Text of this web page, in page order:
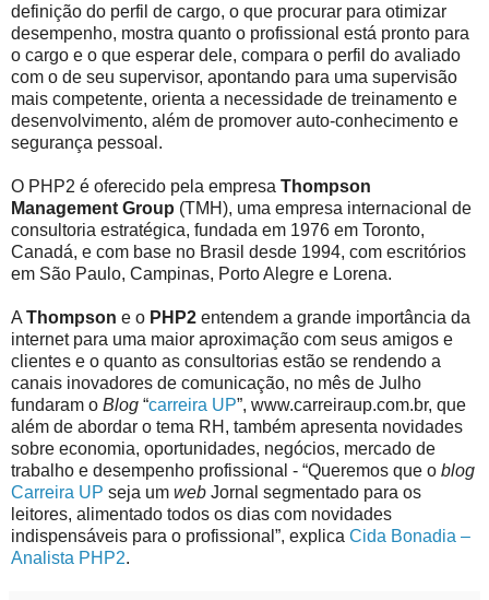
definição do perfil de cargo, o que procurar para otimizar
desempenho, mostra quanto o profissional está pronto para
o cargo e o que esperar dele, compara o perfil do avaliado
com o de seu supervisor, apontando para uma supervisão
mais competente, orienta a necessidade de treinamento e
desenvolvimento, além de promover auto-conhecimento e
segurança pessoal.
O PHP2 é oferecido pela empresa Thompson
Management Group (TMH), uma empresa internacional de
consultoria estratégica, fundada em 1976 em Toronto,
Canadá, e com base no Brasil desde 1994, com escritórios
em São Paulo, Campinas, Porto Alegre e Lorena.
A Thompson e o PHP2 entendem a grande importância da
internet para uma maior aproximação com seus amigos e
clientes e o quanto as consultorias estão se rendendo a
canais inovadores de comunicação, no mês de Julho
fundaram o Blog “carreira UP”, www.carreiraup.com.br, que
além de abordar o tema RH, também apresenta novidades
sobre economia, oportunidades, negócios, mercado de
trabalho e desempenho profissional - “Queremos que o blog
Carreira UP seja um web Jornal segmentado para os
leitores, alimentado todos os dias com novidades
indispensáveis para o profissional”, explica Cida Bonadia –
Analista PHP2.